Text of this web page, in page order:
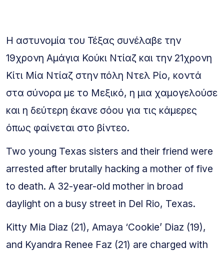
Η αστυνομία του Τέξας συνέλαβε την
19χρονη Αμάγια Κούκι Ντίαζ και την 21χρονη
Κίτι Μία Ντίαζ στην πόλη Ντελ Ρίο, κοντά
στα σύνορα με το Μεξικό, η μια χαμογελούσε
και η δεύτερη έκανε σόου για τις κάμερες
όπως φαίνεται στο βίντεο.
Two young Texas sisters and their friend were
arrested after brutally hacking a mother of five
to death. A 32-year-old mother in broad
daylight on a busy street in Del Rio, Texas.
Kitty Mia Diaz (21), Amaya ‘Cookie’ Diaz (19),
and Kyandra Renee Faz (21) are charged with